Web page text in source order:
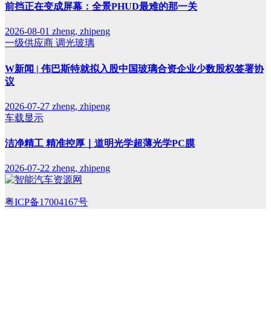
前挡正在变成屏幕：全景PHUD最难的那一关
2026-08-01 zheng, zhipeng
一级供应商 调光玻璃
W新闻 | 伟巴斯特就拟入股中国玻璃合资企业少数股权签署协
议
2026-07-27 zheng, zhipeng
车载显示
洁净精工 精准控厚｜道明光学超薄光学PC膜
2026-07-22 zheng, zhipeng
粤ICP备17004167号